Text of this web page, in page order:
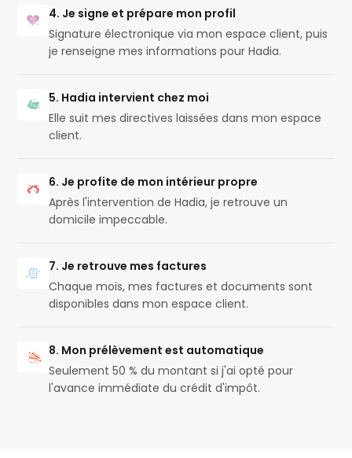
4. Je signe et prépare mon profil
Signature électronique via mon espace client, puis
je renseigne mes informations pour Hadia.
5. Hadia intervient chez moi
Elle suit mes directives laissées dans mon espace
client.
6. Je profite de mon intérieur propre
Après l'intervention de Hadia, je retrouve un
domicile impeccable.
7. Je retrouve mes factures
Chaque mois, mes factures et documents sont
disponibles dans mon espace client.
8. Mon prélèvement est automatique
Seulement 50 % du montant si j'ai opté pour
l'avance immédiate du crédit d'impôt.